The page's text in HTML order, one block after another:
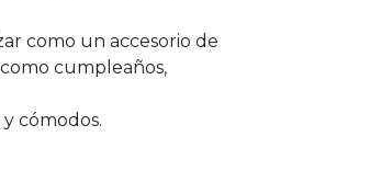
como un accesorio de
cumpleaños,
cómodos.